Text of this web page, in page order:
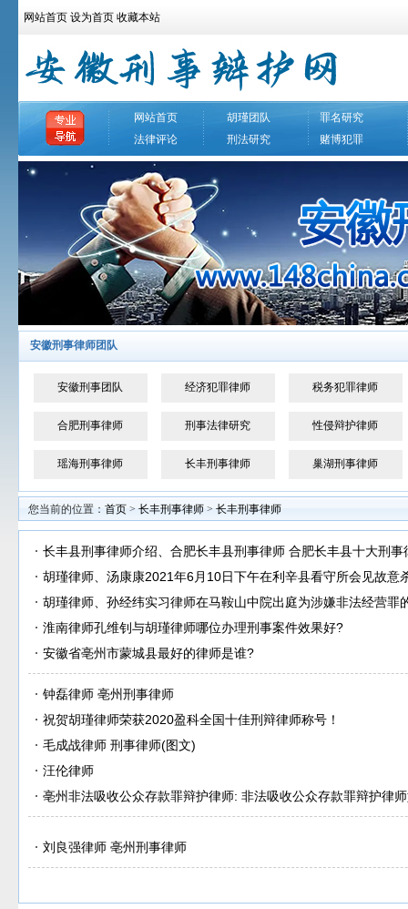
网站首页 设为首页 收藏本站
网站首页 胡瑾团队
罪名研究
法律评论
刑法研究 赌博犯罪
安徽刑事律师团队
安徽刑事团队 经济犯罪律师 税务犯罪律师
合肥刑事律师 刑事法律研究 性侵辩护律师
瑶海刑事律师 长丰刑事律师 巢湖刑事律师
您当前的位置： 首页 > 长丰刑事律师 > 长丰刑事律师
长丰县刑事律师介绍、合肥长丰县刑事律师 合肥长丰县十大刑事
胡瑾律师、汤康康2021年6月10日下午在利辛县看守所会见故意
胡瑾律师、孙经纬实习律师在马鞍山中院出庭为涉嫌非法经营罪
淮南律师孔维钊与胡瑾律师哪位办理刑事案件效果好?
安徽省亳州市蒙城县最好的律师是谁?
钟磊律师 亳州刑事律师
祝贺胡瑾律师荣获2020盈科全国十佳刑辩律师称号！
毛成战律师 刑事律师(图文)
汪伦律师
亳州非法吸收公众存款罪辩护律师: 非法吸收公众存款罪辩护律
刘良强律师 亳州刑事律师